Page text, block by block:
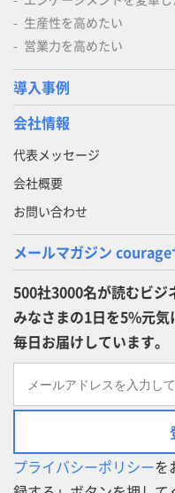
生産性を高めたい
営業力を高めたい
導入事例
会社情報
代表メッセージ
会社概要
お問い合わせ
メールマガジン courage
500社3000名が読むビジ
みなさまの1日を5%元気
毎日お届けしています。
プライバシーポリシーを